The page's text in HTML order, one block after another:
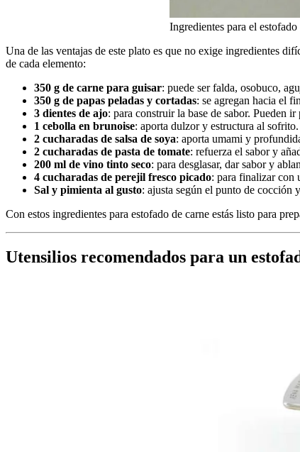
Ingredientes para el
Una de las ventajas de este plato es que no exige ingredientes
de cada elemento:
350 g de carne para guisar: puede ser falda, osobuco,
350 g de papas peladas y cortadas: se agregan hacia el
3 dientes de ajo: para construir la base de sabor. Pueden
1 cebolla en brunoise: aporta dulzor y estructura al sofrito.
2 cucharadas de salsa de soya: aporta umami y
2 cucharadas de pasta de tomate: refuerza el sabor y
200 ml de vino tinto seco: para desglasar, dar sabor y
4 cucharadas de perejil fresco picado: para finalizar con
Sal y pimienta al gusto: ajusta según el punto de cocción
Con estos ingredientes para estofado de carne estás listo para
Utensilios recomendados para un